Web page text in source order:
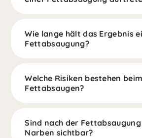
Wie lange hält das Ergebnis
Fettabsaugung?
Welche Risiken bestehen beim
Fettabsaugen?
Sind nach der Fettabsaugung
Narben sichtbar?